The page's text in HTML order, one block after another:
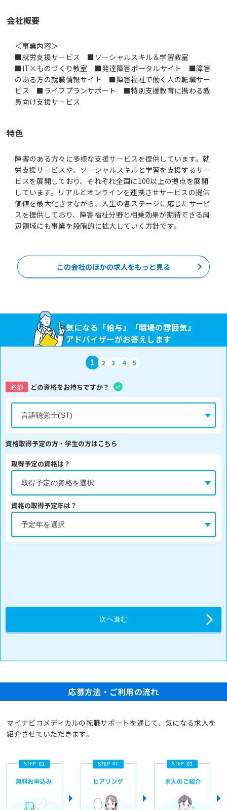
会社概要
＜事業内容＞
■就労支援サービス ■ソーシャルスキル＆学習教室
■IT×ものづくり教室 ■発達障害ポータルサイト ■障害
のある方の就職情報サイト ■障害福祉で働く人の転職サー
ビス ■ライフプランサポート ■特別支援教育に携わる教
員向け支援サービス
特色
障害のある方々に多様な支援サービスを提供しています。就
労支援サービスや、ソーシャルスキルと学習を支援するサー
ビスを展開しており、それぞれ全国に100以上の拠点を展開
しています。リアルとオンラインを連携させサービスの提供
価値を最大化させながら、人生の各ステージに応じたサービ
スを提供しており、障害福祉分野と相乗効果が期待できる周
辺領域にも事業を段階的に拡大していく方針です。
この会社のほかの求人をもっと見る
気になる「給与」「職場の雰囲気」
アドバイザーがお答えします
1 2 3 4 5
必須 どの資格をお持ちですか？
資格取得予定の方・学生の方はこちら
取得予定の資格は？
資格の取得予定年は？
応募方法・ご利用の流れ
マイナビコメディカルの転職サポートを通じて、気になる求人を
紹介させていただきます。